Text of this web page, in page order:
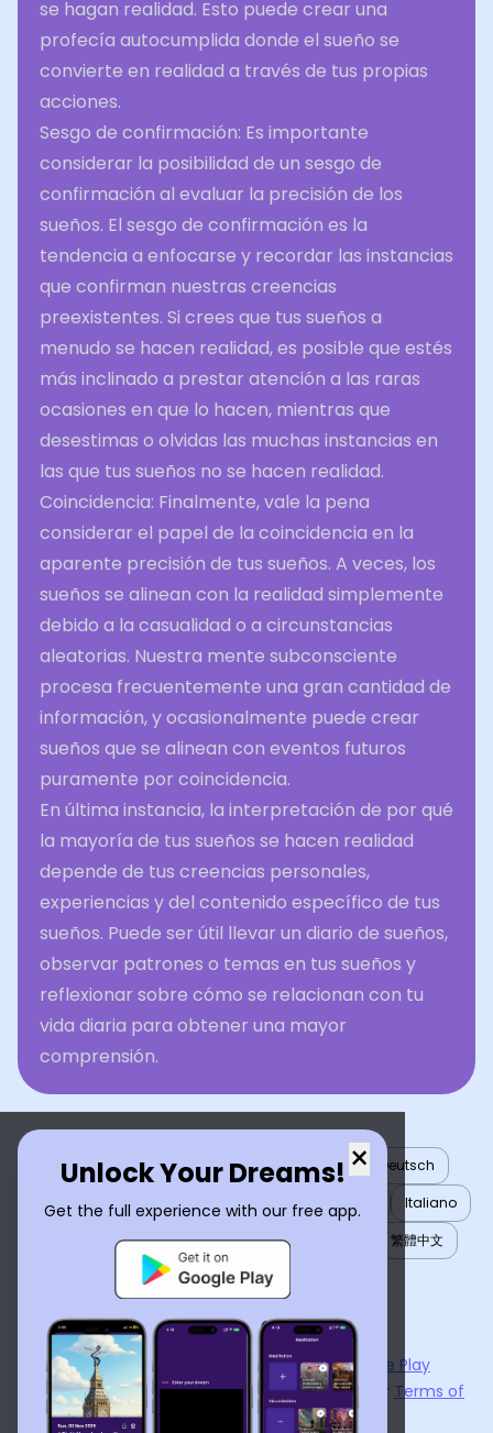
se hagan realidad. Esto puede crear una
profecía autocumplida donde el sueño se
convierte en realidad a través de tus propias
acciones.
Sesgo de confirmación: Es importante
considerar la posibilidad de un sesgo de
confirmación al evaluar la precisión de los
sueños. El sesgo de confirmación es la
tendencia a enfocarse y recordar las instancias
que confirman nuestras creencias
preexistentes. Si crees que tus sueños a
menudo se hacen realidad, es posible que estés
más inclinado a prestar atención a las raras
ocasiones en que lo hacen, mientras que
desestimas o olvidas las muchas instancias en
las que tus sueños no se hacen realidad.
Coincidencia: Finalmente, vale la pena
considerar el papel de la coincidencia en la
aparente precisión de tus sueños. A veces, los
sueños se alinean con la realidad simplemente
debido a la casualidad o a circunstancias
aleatorias. Nuestra mente subconsciente
procesa frecuentemente una gran cantidad de
información, y ocasionalmente puede crear
sueños que se alinean con eventos futuros
puramente por coincidencia.
En última instancia, la interpretación de por qué
la mayoría de tus sueños se hacen realidad
depende de tus creencias personales,
experiencias y del contenido específico de tus
sueños. Puede ser útil llevar un diario de sueños,
observar patrones o temas en tus sueños y
reflexionar sobre cómo se relacionan con tu
vida diaria para obtener una mayor
comprensión.
×
Unlock Your Dreams!
Get the full experience with our free app.
English العربية Nederlands Türkçe
Deutsch
Español
Français עברית 日本語
Italiano
Português
Русский Tiếng Việt
繁體中文
ไทย
Українська
Now available on the App StoreandGoogle Play
By usingDream Interpreter AI , you agree to our Terms of
Service
Privacy Policy.